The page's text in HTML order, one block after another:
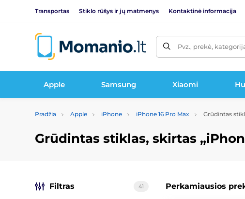
Transportas Stiklo rūšys ir jų matmenys Kontaktinė informacija
Pvz., prekė,
Apple Samsung Xiaomi
Pradžia Apple iPhone iPhone 16 Pro Max Grūdintas
Grūdintas stiklas, skirtas
Perkamiausios
Filtras 41